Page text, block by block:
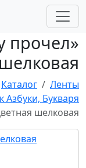
прочел»
Каталог
Ленты
Азбуки, Букваря
шелковая